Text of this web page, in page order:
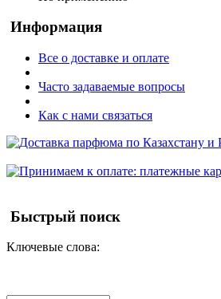
Информация
Все о доставке и оплате
Часто задаваемые вопросы
Как с нами связаться
Быстрый поиск
Ключевые слова: